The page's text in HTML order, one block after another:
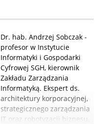
Dr. hab. Andrzej Sobczak -
profesor w Instytucie
Informatyki i Gospodarki
Cyfrowej SGH, kierownik
Zakładu Zarządzania
Informatyką. Ekspert ds.
architektury korporacyjnej,
strategicznego zarządzania
IT oraz robotyzacji biznesu.